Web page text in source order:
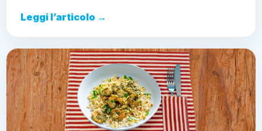
Leggi l’articolo →